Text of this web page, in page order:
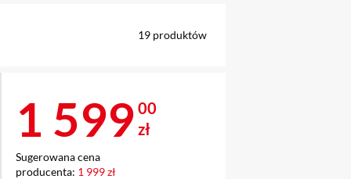
19 produktów
Cena 1 599 zł
1 599 00
zł
Sugerowana cena
producenta: 1 999 zł